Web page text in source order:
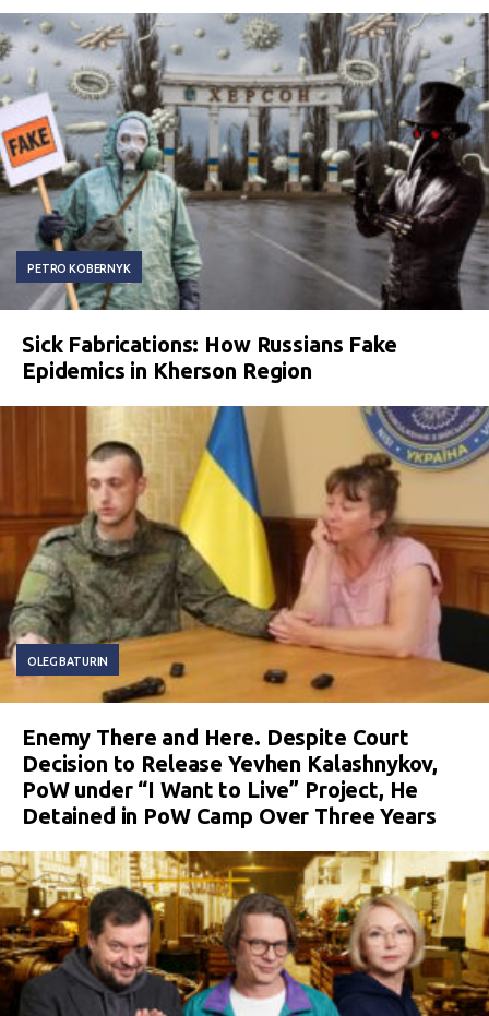
PETRO KOBERNYK
Sick Fabrications: How Russians Fake
Epidemics in Kherson Region
OLEG BATURIN
Enemy There and Here. Despite Court
Decision to Release Yevhen Kalashnykov,
PoW under “I Want to Live” Project, He
Detained in PoW Camp Over Three Years